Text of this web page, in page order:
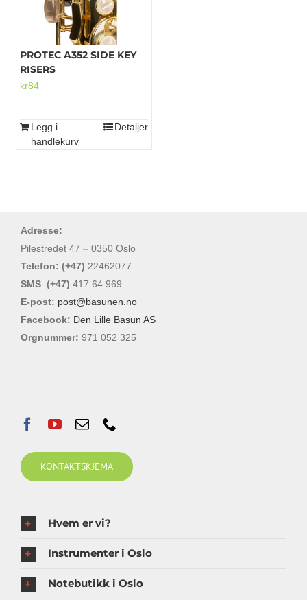
velges
på
produktsiden
PROTEC A352 SIDE KEY
RISERS
kr84
Legg i
handlekurv
Detaljer
Adresse:
Pilestredet 47 – 0350 Oslo
Telefon: (+47) 22462077
SMS: (+47) 417 64 969
E-post: post@basunen.no
Facebook: Den Lille Basun AS
Orgnummer: 971 052 325
KONTAKTSKJEMA
Hvem er vi?
Instrumenter i Oslo
Notebutikk i Oslo